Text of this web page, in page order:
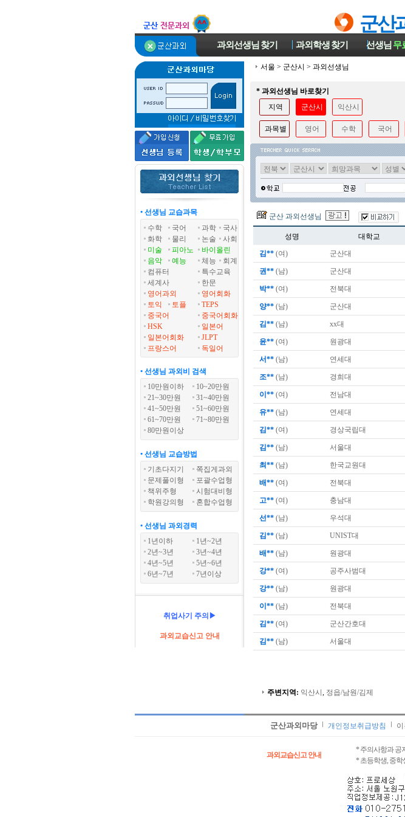
군산
과외선생님 찾기 과외학생찾기 선생님 무
• 선생님 교습과목
수학
국어 과학
국사
화학
물리 논술
사회
미술
피아노
바이올린
음악
예능 체능
회계
컴퓨터
특수교육
세계사
한문
영어과외
영어회화
토익
토플
TEPS
중국어
중국어회화
HSK
일본어
일본어회화
JLPT
프랑스어
독일어
• 선생님 과외비 검색
10만원이하
10~20만원
21~30만원
31~40만원
41~50만원
51~60만원
61~70만원
71~80만원
80만원이상
• 선생님 교습방법
기초다지기
쪽집게과외
문제풀이형
포괄수업형
책위주형
시험대비형
학원강의형
혼합수업형
• 선생님 과외경력
1년이하
1년~2년
2년~3년
3년~4년
4년~5년
5년~6년
6년~7년
7년이상
취업사기 주의▶
과외교습신고 안내
서울 > 군산시 > 과외선생님
* 과외선생님 바로찾기
지역
군산시 익산시
과목별 영어 수학 국어
군산 과외선생님
성명 대학교
김** (여) 군산대
권** (남) 군산대
박** (여) 전북대
양** (남) 군산대
김** (남) xx대
윤** (여) 원광대
서** (남) 연세대
조** (남) 경희대
이** (여) 전남대
유** (남) 연세대
김** (여) 경상국립대
김** (남) 서울대
최** (남) 한국교원대
배** (여) 전북대
고** (여) 충남대
선** (남) 우석대
김** (남) UNIST대
배** (남) 원광대
강** (여) 공주사범대
강** (남) 원광대
이** (남) 전북대
김** (여) 군산간호대
김** (남) 서울대
주변지역: 익산시 , 정읍/남원/김제
군산과외마당 개인정보취급방침
과외교습신고 안내
* 주의사항과 공
* 초등학생, 중학